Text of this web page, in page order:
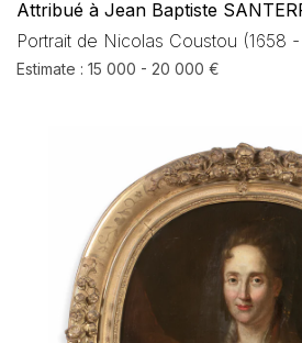
Attribué à Jean Baptiste
Portrait de Nicolas Coustou (1658
Estimate : 15 000 - 20 000 €